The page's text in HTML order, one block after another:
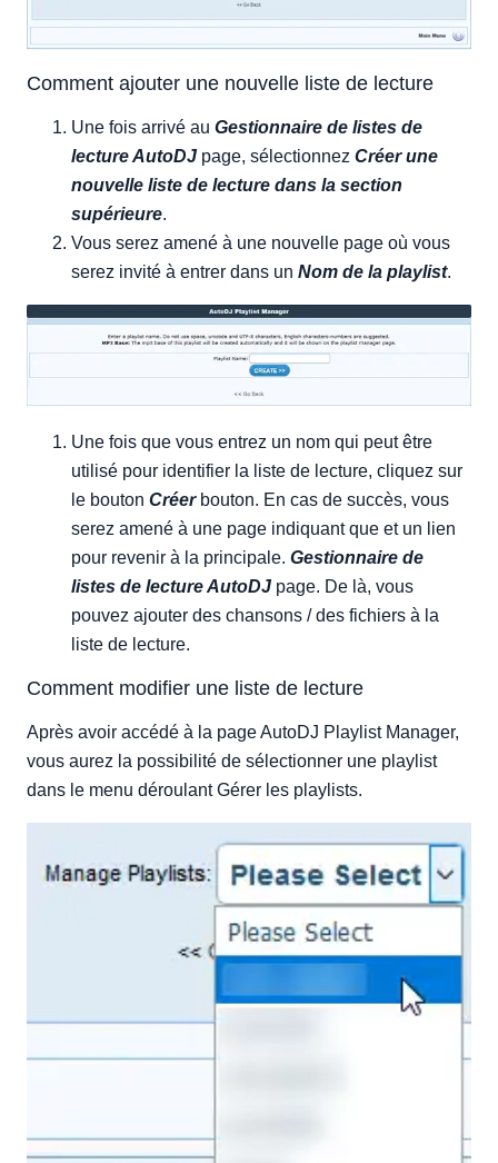
Comment ajouter une nouvelle liste de lecture
Une fois arrivé au Gestionnaire de listes de
lecture AutoDJ page, sélectionnez Créer une
nouvelle liste de lecture dans la section
supérieure.
Vous serez amené à une nouvelle page où vous
serez invité à entrer dans un Nom de la playlist.
Une fois que vous entrez un nom qui peut être
utilisé pour identifier la liste de lecture, cliquez sur
le bouton Créerbouton. En cas de succès, vous
serez amené à une page indiquant que et un lien
pour revenir à la principale. Gestionnaire de
listes de lecture AutoDJ page. De là, vous
pouvez ajouter des chansons / des fichiers à la
liste de lecture.
Comment modifier une liste de lecture
Après avoir accédé à la page AutoDJ Playlist Manager,
vous aurez la possibilité de sélectionner une playlist
dans le menu déroulant Gérer les playlists.